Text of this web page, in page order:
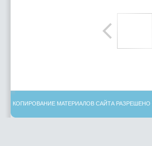
КОПИРОВАНИЕ МАТЕРИАЛОВ САЙТА